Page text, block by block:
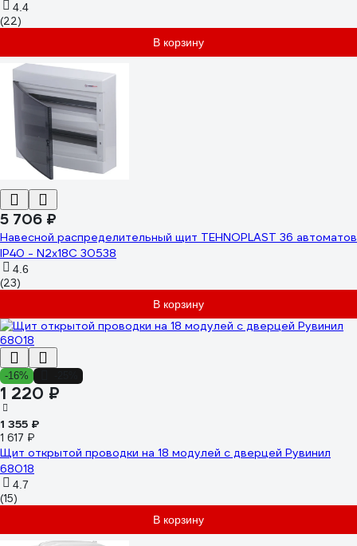
4.4
(22)
В корзину
5 706 ₽
Навесной распределительный щит TEHNOPLAST 36 автоматов
IP40 - N2x18C 30538
4.6
(23)
В корзину
-16%
1 220 ₽
1 355 ₽
1 617 ₽
Щит открытой проводки на 18 модулей с дверцей Рувинил
68018
4.7
(15)
В корзину